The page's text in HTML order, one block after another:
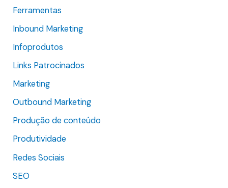
p
o
Ferramentas
Inbound Marketing
Infoprodutos
Links Patrocinados
Marketing
Outbound Marketing
Produção de conteúdo
Produtividade
Redes Sociais
SEO